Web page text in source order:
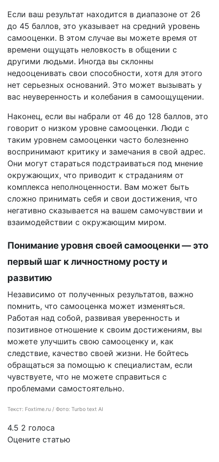
Если ваш результат находится в диапазоне от 26
до 45 баллов, это указывает на средний уровень
самооценки. В этом случае вы можете время от
времени ощущать неловкость в общении с
другими людьми. Иногда вы склонны
недооценивать свои способности, хотя для этого
нет серьезных оснований. Это может вызывать у
вас неуверенность и колебания в самоощущении.
Наконец, если вы набрали от 46 до 128 баллов, это
говорит о низком уровне самооценки. Люди с
таким уровнем самооценки часто болезненно
воспринимают критику и замечания в свой адрес.
Они могут стараться подстраиваться под мнение
окружающих, что приводит к страданиям от
комплекса неполноценности. Вам может быть
сложно принимать себя и свои достижения, что
негативно сказывается на вашем самочувствии и
взаимодействии с окружающим миром.
Понимание уровня своей самооценки — это
первый шаг к личностному росту и
развитию
Независимо от полученных результатов, важно
помнить, что самооценка может изменяться.
Работая над собой, развивая уверенность и
позитивное отношение к своим достижениям, вы
можете улучшить свою самооценку и, как
следствие, качество своей жизни. Не бойтесь
обращаться за помощью к специалистам, если
чувствуете, что не можете справиться с
проблемами самостоятельно.
Текст: Foxtime.ru / Фото: Turbo text AI
4.5 2 голоса
Оцените статью